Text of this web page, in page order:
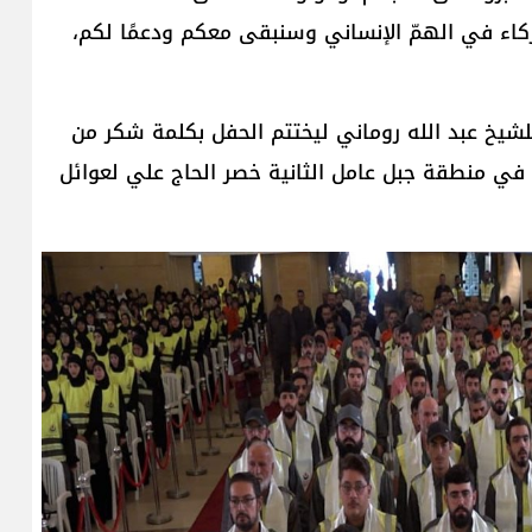
في الهمّ الإنساني وسنبقى معكم ودعمًا لكم،
عبد الله روماني ليختتم الحفل بكلمة شكر من
منطقة جبل عامل الثانية خصر الحاج علي لعوائل